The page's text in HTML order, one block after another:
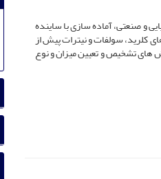
صنعتی، آماده سازی با ساینده
کلرید، سولفات و نیترات پیش از
های تشخیص و تعیین میزان و نوع